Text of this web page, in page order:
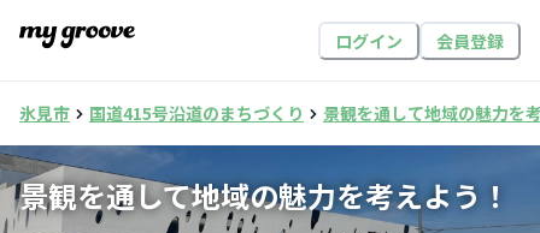
ログイン 会員登録
氷見市 国道415号沿道のまちづくり 景観を通して地域の魅力を
景観を通して地域の魅力を考えよう！